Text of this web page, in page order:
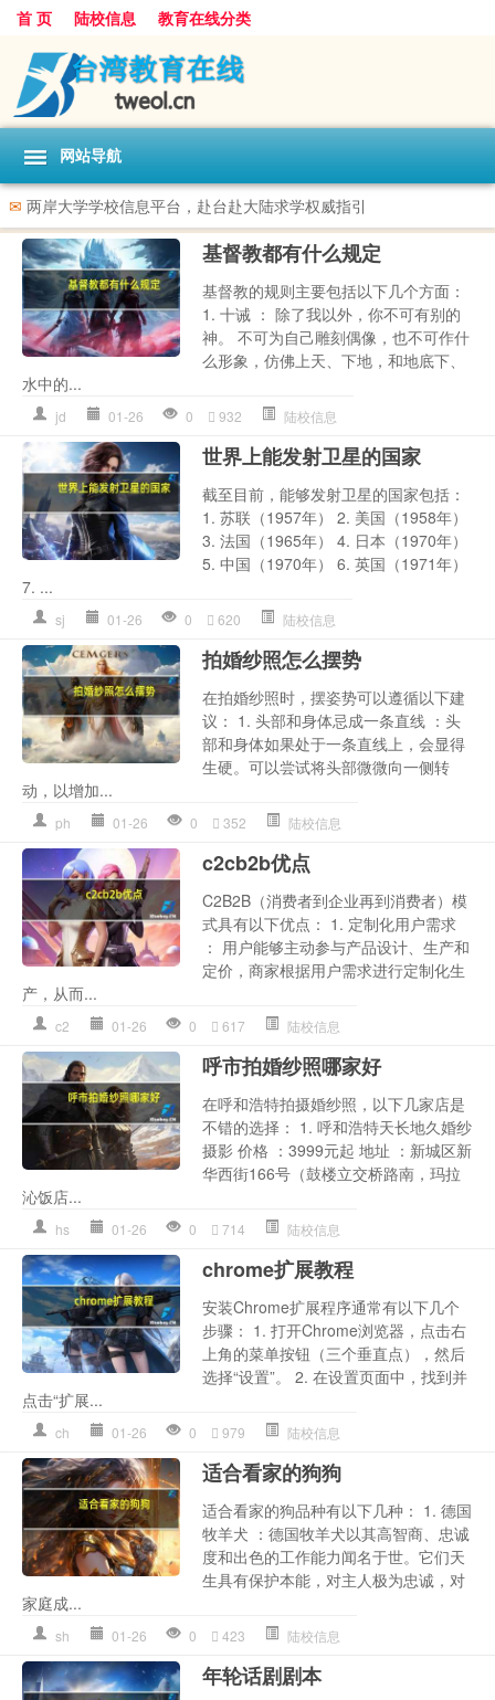
首 页 陆校信息 教育在线分类
网站导航
✉ 两岸大学学校信息平台，赴台赴大陆求学权威指引
基督教都有什么规定
基督教的规则主要包括以下几个方面：
1. 十诫 ： 除了我以外，你不可有别的
神。 不可为自己雕刻偶像，也不可作什
么形象，仿佛上天、下地，和地底下、
水中的...
jd 01-26 0 932 陆校信息
世界上能发射卫星的国家
截至目前，能够发射卫星的国家包括：
1. 苏联（1957年） 2. 美国（1958年）
3. 法国（1965年） 4. 日本（1970年）
5. 中国（1970年） 6. 英国（1971年）
7. ...
sj 01-26 0 620 陆校信息
拍婚纱照怎么摆势
在拍婚纱照时，摆姿势可以遵循以下建
议： 1. 头部和身体忌成一条直线 ：头
部和身体如果处于一条直线上，会显得
生硬。可以尝试将头部微微向一侧转
动，以增加...
ph 01-26 0 352 陆校信息
c2cb2b优点
C2B2B（消费者到企业再到消费者）模
式具有以下优点： 1. 定制化用户需求
： 用户能够主动参与产品设计、生产和
定价，商家根据用户需求进行定制化生
产，从而...
c2 01-26 0 617 陆校信息
呼市拍婚纱照哪家好
在呼和浩特拍摄婚纱照，以下几家店是
不错的选择： 1. 呼和浩特天长地久婚纱
摄影 价格 ：3999元起 地址 ：新城区新
华西街166号（鼓楼立交桥路南，玛拉
沁饭店...
hs 01-26 0 714 陆校信息
chrome扩展教程
安装Chrome扩展程序通常有以下几个
步骤： 1. 打开Chrome浏览器，点击右
上角的菜单按钮（三个垂直点），然后
选择“设置”。 2. 在设置页面中，找到并
点击“扩展...
ch 01-26 0 979 陆校信息
适合看家的狗狗
适合看家的狗品种有以下几种： 1. 德国
牧羊犬 ：德国牧羊犬以其高智商、忠诚
度和出色的工作能力闻名于世。它们天
生具有保护本能，对主人极为忠诚，对
家庭成...
sh 01-26 0 423 陆校信息
年轮话剧剧本